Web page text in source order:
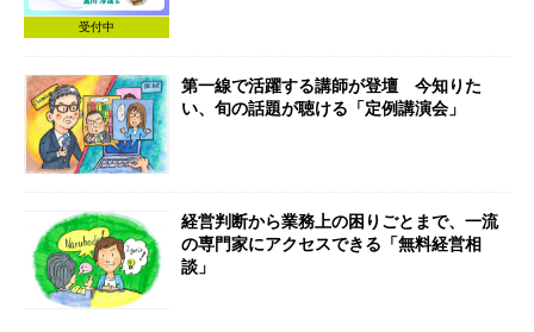
受付中
第一線で活躍する講師が登壇 今知りた
い、旬の話題が聴ける「定例講演会」
経営判断から業務上の困りごとまで、一流
の専門家にアクセスできる「無料経営相
談」